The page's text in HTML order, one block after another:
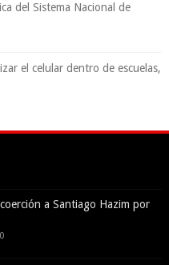
del Sistema Nacional de
el celular dentro de escuelas,
a Santiago Hazim por
0